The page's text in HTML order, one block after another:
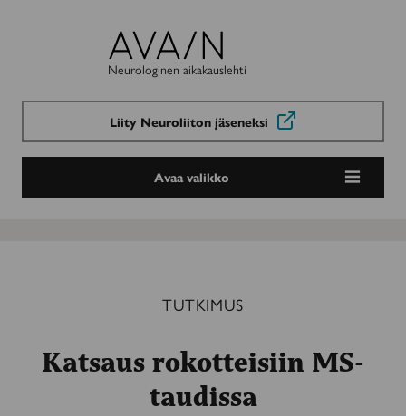
Avain-
lehti
Neurologinen aikakauslehti
Liity Neuroliiton jäseneksi
Avaa valikko
TUTKIMUS
Katsaus rokotteisiin MS-
taudissa